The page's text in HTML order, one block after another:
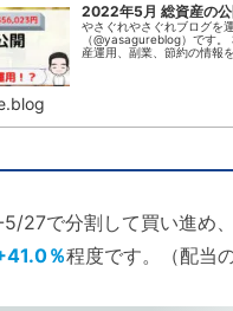
2022年5月 総資産の公
やさぐれやさぐれブログを
（@yasagureblog）です
産運用、副業、節約の情報
27で分割して買い進め
％程度です。（配当